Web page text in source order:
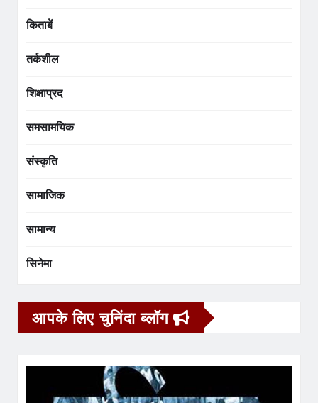
किताबें
तर्कशील
शिक्षाप्रद
समसामयिक
संस्कृति
सामाजिक
सामान्य
सिनेमा
आपके लिए चुनिंदा ब्लॉग